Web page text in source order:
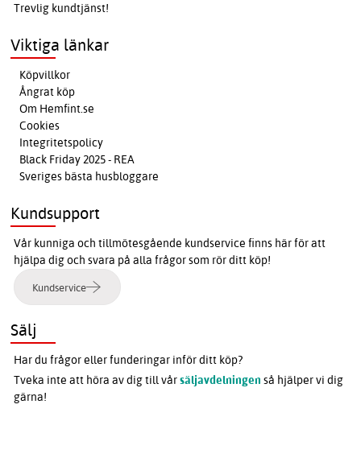
Trevlig kundtjänst!
Viktiga länkar
Köpvillkor
Ångrat köp
Om Hemfint.se
Cookies
Integritetspolicy
Black Friday 2025 - REA
Sveriges bästa husbloggare
Kundsupport
Vår kunniga och tillmötesgående kundservice finns här för att
hjälpa dig och svara på alla frågor som rör ditt köp!
Kundservice
Sälj
Har du frågor eller funderingar inför ditt köp?
Tveka inte att höra av dig till vårsäljavdelningen så hjälper vi dig
gärna!